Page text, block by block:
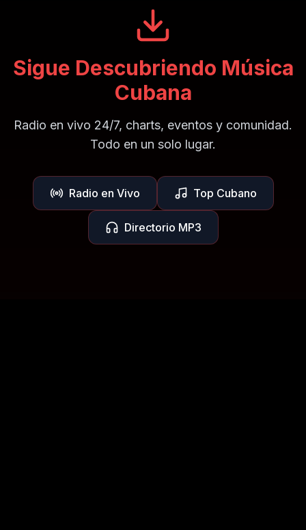
Sigue Descubriendo Música
Cubana
Radio en vivo 24/7, charts, eventos y comunidad.
Todo en un solo lugar.
Radio en Vivo Top Cubano
Directorio MP3